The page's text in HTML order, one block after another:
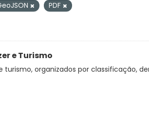
PDF
e Turismo
organizados por classificação,